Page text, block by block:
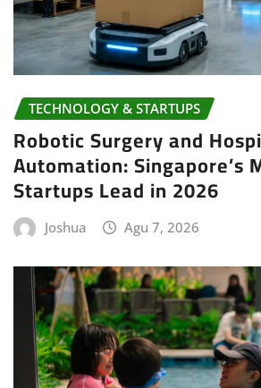
TECHNOLOGY & STARTUPS
Robotic Surgery and
Automation: Singapore’s
Startups Lead in 2026
Joshua Agu 7, 2026